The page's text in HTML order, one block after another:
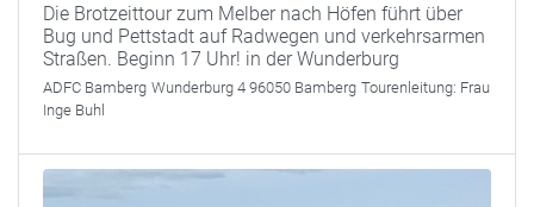
Die Brotzeittour zum Melber nach Höfen führt über
Bug und Pettstadt auf Radwegen und verkehrsarmen
Straßen. Beginn 17 Uhr! in der Wunderburg
ADFC Bamberg Wunderburg 4 96050 Bamberg Tourenleitung: Frau
Inge Buhl